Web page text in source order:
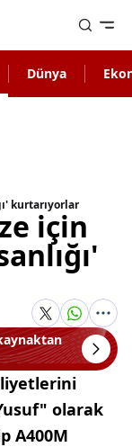
Dünya
kurtarıyorlar
için
olarak
A400M